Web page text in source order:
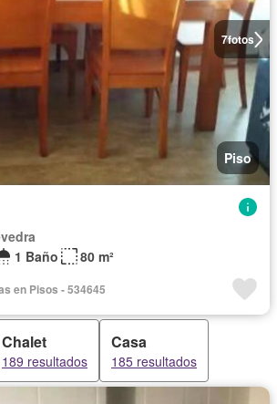
7fotos
Piso
1 Baño 80 m²
en Pisos - 534645
Chalet
189 resultados
Casa
185 resultados